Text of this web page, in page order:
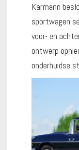
Karmann
sportwagen
voor- en
ontwerp
onderhuidse